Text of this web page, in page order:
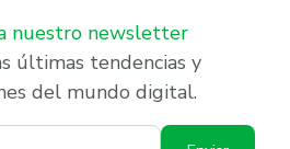
nuestro newsletter
últimas tendencias y
del mundo digital.